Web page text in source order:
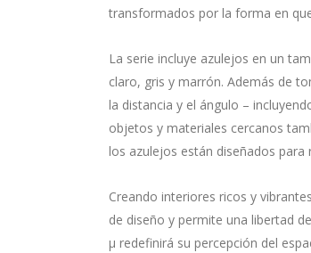
transformados por la forma en
La serie incluye azulejos en un
claro, gris y marrón. Además de
la distancia y el ángulo –
objetos y materiales cercanos
los azulejos están diseñados
Creando interiores ricos y
de diseño y permite una libertad
μ redefinirá su percepción del